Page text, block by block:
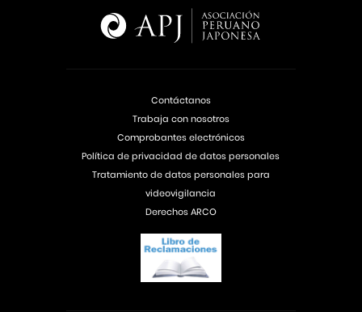
Contáctanos
Trabaja con nosotros
Comprobantes electrónicos
Política de privacidad de datos personales
Tratamiento de datos personales para
videovigilancia
Derechos ARCO